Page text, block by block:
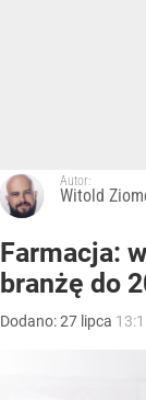
Autor:
Witold
Farmacja:
branżę do
Dodano:27 lipca